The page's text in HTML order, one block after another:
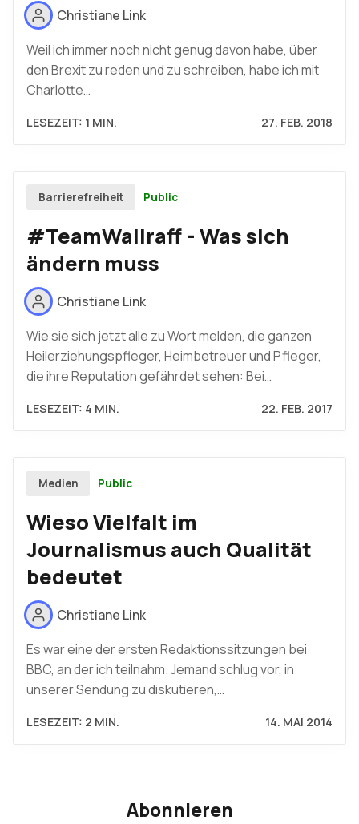
Christiane Link
Weil ich immer noch nicht genug davon habe, über
den Brexit zu reden und zu schreiben, habe ich mit
Charlotte…
LESEZEIT: 1 MIN. 27. FEB. 2018
Barrierefreiheit Public
#TeamWallraff - Was sich
ändern muss
Christiane Link
Wie sie sich jetzt alle zu Wort melden, die ganzen
Heilerziehungspfleger, Heimbetreuer und Pfleger,
die ihre Reputation gefährdet sehen: Bei…
LESEZEIT: 4 MIN. 22. FEB. 2017
Medien Public
Wieso Vielfalt im
Journalismus auch Qualität
bedeutet
Christiane Link
Es war eine der ersten Redaktionssitzungen bei
BBC, an der ich teilnahm. Jemand schlug vor, in
unserer Sendung zu diskutieren,…
LESEZEIT: 2 MIN. 14. MAI 2014
Abonnieren